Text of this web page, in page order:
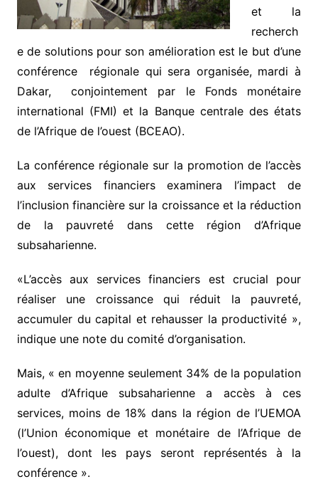
et la
recherch
e de solutions pour son amélioration est le but d’une
conférence régionale qui sera organisée, mardi à
Dakar, conjointement par le Fonds monétaire
international (FMI) et la Banque centrale des états
de l’Afrique de l’ouest (BCEAO).
La conférence régionale sur la promotion de l’accès
aux services financiers examinera l’impact de
l’inclusion financière sur la croissance et la réduction
de la pauvreté dans cette région d’Afrique
subsaharienne.
«L’accès aux services financiers est crucial pour
réaliser une croissance qui réduit la pauvreté,
accumuler du capital et rehausser la productivité »,
indique une note du comité d’organisation.
Mais, « en moyenne seulement 34% de la population
adulte d’Afrique subsaharienne a accès à ces
services, moins de 18% dans la région de l’UEMOA
(l’Union économique et monétaire de l’Afrique de
l’ouest), dont les pays seront représentés à la
conférence ».